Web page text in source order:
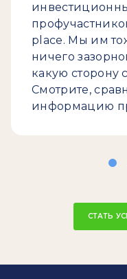
place. Мы им
ничего
какую сторону
Смотрите,
информацию
СТАТЬ